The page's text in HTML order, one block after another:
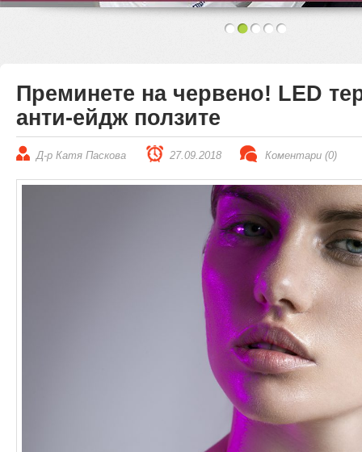
Преминете на червено! LED
анти-ейдж ползите
Д-р Катя Паскова 27.09.2018 Коментари (0)